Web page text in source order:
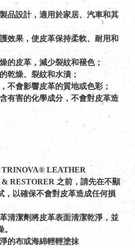
品設計，適用於家居、汽車和其
效果，使皮革保持柔軟、耐用和
的皮革，減少裂紋和褪色；
乾燥、裂紋和水漬；
不會影響皮革的質地或色彩；
有害的化學成分，不會對皮革造
TRINOVA® LEATHER
RESTORER 之前，請先在不顯
，以確保不會對皮革造成任何損
清潔劑將皮革表面清潔乾淨，並
的布或海綿輕輕塗抹